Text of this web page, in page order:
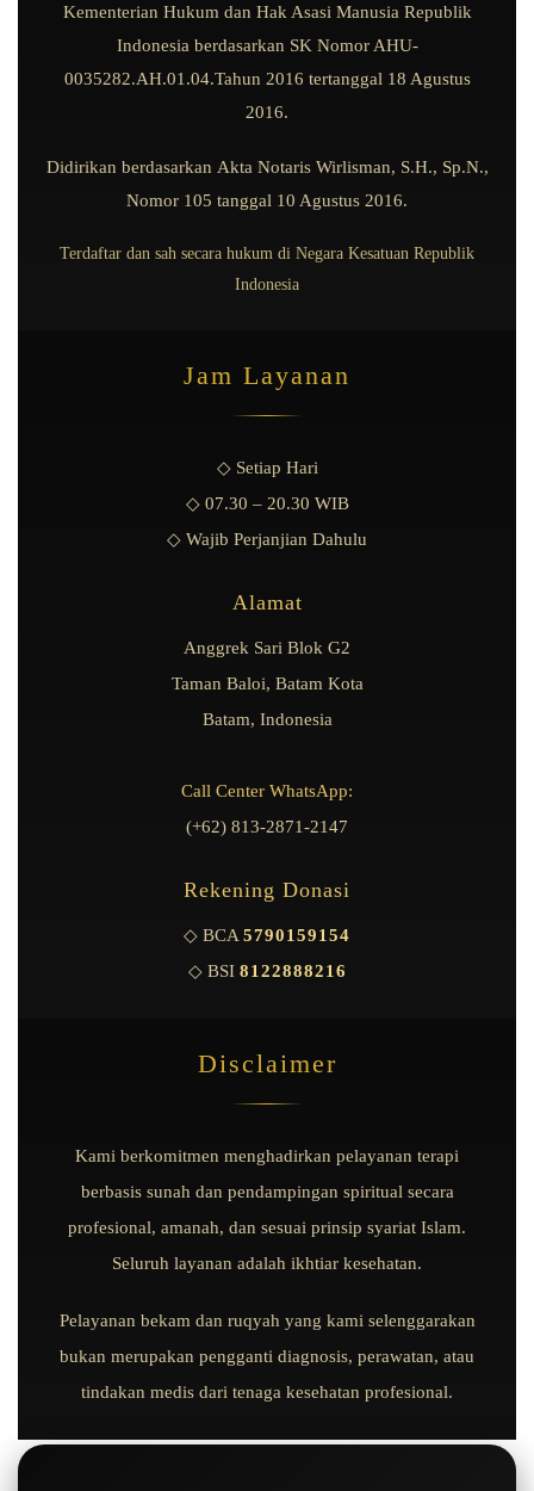
Kementerian Hukum dan Hak Asasi Manusia Republik
Indonesia berdasarkan SK Nomor AHU-
0035282.AH.01.04.Tahun 2016 tertanggal 18 Agustus
2016.
Didirikan berdasarkan Akta Notaris Wirlisman, S.H., Sp.N.,
Nomor 105 tanggal 10 Agustus 2016.
Terdaftar dan sah secara hukum di Negara Kesatuan Republik
Indonesia
Jam Layanan
◇ Setiap Hari
◇ 07.30 – 20.30 WIB
◇ Wajib Perjanjian Dahulu
Alamat
Anggrek Sari Blok G2
Taman Baloi, Batam Kota
Batam, Indonesia
Call Center WhatsApp:
(+62) 813-2871-2147
Rekening Donasi
◇ BCA 5790159154
◇ BSI 8122888216
Disclaimer
Kami berkomitmen menghadirkan pelayanan terapi
berbasis sunah dan pendampingan spiritual secara
profesional, amanah, dan sesuai prinsip syariat Islam.
Seluruh layanan adalah ikhtiar kesehatan.
Pelayanan bekam dan ruqyah yang kami selenggarakan
bukan merupakan pengganti diagnosis, perawatan, atau
tindakan medis dari tenaga kesehatan profesional.